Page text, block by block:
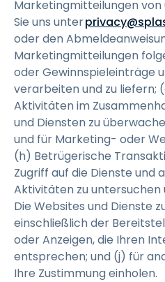
Marketingmitteilungen
Sie uns unter
oder den
Marketingmitteilungen
oder Gewinnspieleinträge
verarbeiten und zu liefern;
Aktivitäten im
und Diensten zu
und für Marketing- oder
(h) Betrügerische
Zugriff auf die Dienste und
Aktivitäten zu untersuchen
Die Websites und Dienste
einschließlich der
oder Anzeigen, die Ihren
entsprechen; und (j) für
Ihre Zustimmung einholen.